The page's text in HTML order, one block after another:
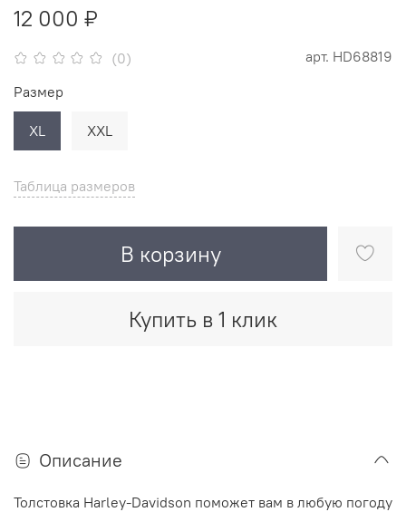
(0) арт. HD68819
12 000 ₽
Таблица размеров
В корзину
Купить в 1 клик
Размер
XL XXL
Описание
Толстовка Harley-Davidson поможет вам в любую погоду